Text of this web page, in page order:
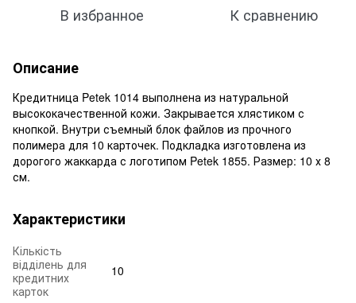
В избранное К сравнению
Описание
Кредитница Petek 1014 выполнена из натуральной
высококачественной кожи. Закрывается хлястиком с
кнопкой. Внутри съемный блок файлов из прочного
полимера для 10 карточек. Подкладка изготовлена из
дорогого жаккарда с логотипом Petek 1855. Размер: 10 х 8
см.
Характеристики
Кількість
відділень для
кредитних
карток
10